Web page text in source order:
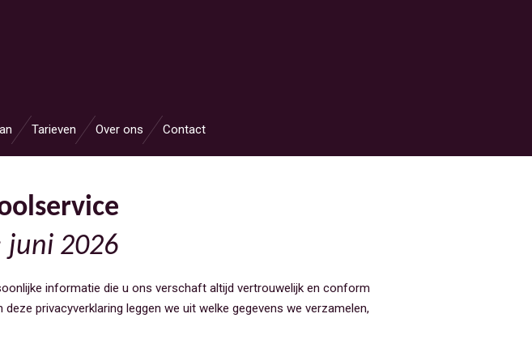
Tarieven Over ons Contact
juni 2026
informatie die u ons verschaft altijd vertrouwelijk en conform
privacyverklaring leggen we uit welke gegevens we verzamelen,